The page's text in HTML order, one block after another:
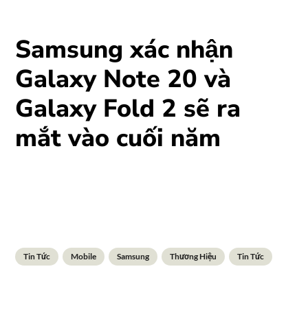
Samsung xác nhận
Galaxy Note 20 và
Galaxy Fold 2 sẽ ra
mắt vào cuối năm
Tin Tức Mobile Samsung Thương Hiệu Tin Tức